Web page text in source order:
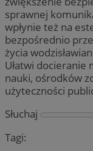
sprawnej
wpłynie też na
bezpośrednio
życia
Ułatwi docieranie
nauki, ośrodków
użyteczności
Słuchaj
Tagi: